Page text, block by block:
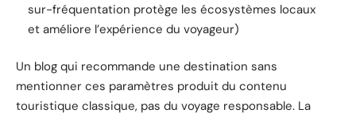
sur-fréquentation protège les écosystèmes locaux
et améliore l’expérience du voyageur)
Un blog qui recommande une destination sans
mentionner ces paramètres produit du contenu
touristique classique, pas du voyage responsable. La